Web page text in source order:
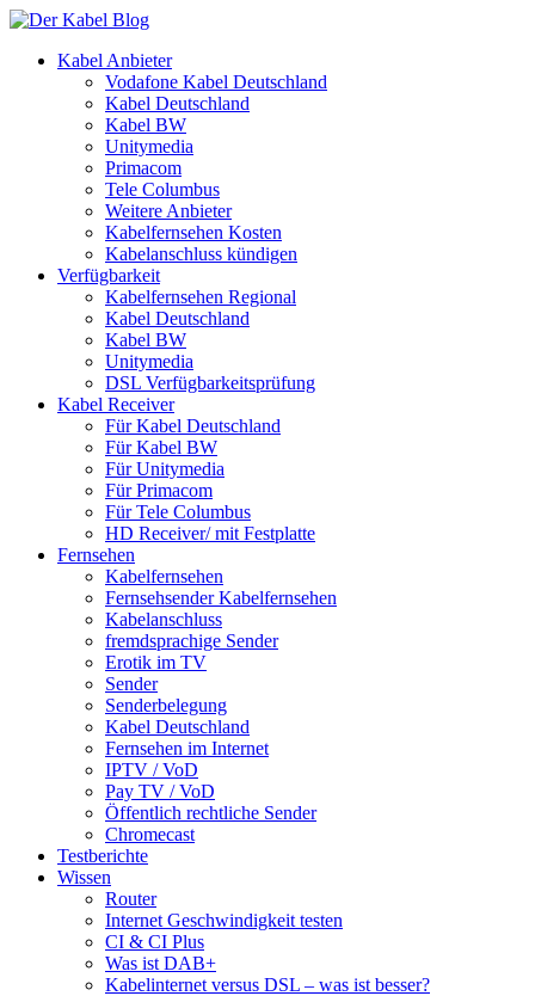
Kabel Anbieter
Vodafone Kabel Deutschland
Kabel Deutschland
Kabel BW
Unitymedia
Primacom
Tele Columbus
Weitere Anbieter
Kabelfernsehen Kosten
Kabelanschluss kündigen
Verfügbarkeit
Kabelfernsehen Regional
Kabel Deutschland
Kabel BW
Unitymedia
DSL Verfügbarkeitsprüfung
Kabel Receiver
Für Kabel Deutschland
Für Kabel BW
Für Unitymedia
Für Primacom
Für Tele Columbus
HD Receiver/ mit Festplatte
Fernsehen
Kabelfernsehen
Fernsehsender Kabelfernsehen
Kabelanschluss
fremdsprachige Sender
Erotik im TV
Sender
Senderbelegung
Kabel Deutschland
Fernsehen im Internet
IPTV / VoD
Pay TV / VoD
Öffentlich rechtliche Sender
Chromecast
Testberichte
Wissen
Router
Internet Geschwindigkeit testen
CI & CI Plus
Was ist DAB+
Kabelinternet versus DSL – was ist besser?